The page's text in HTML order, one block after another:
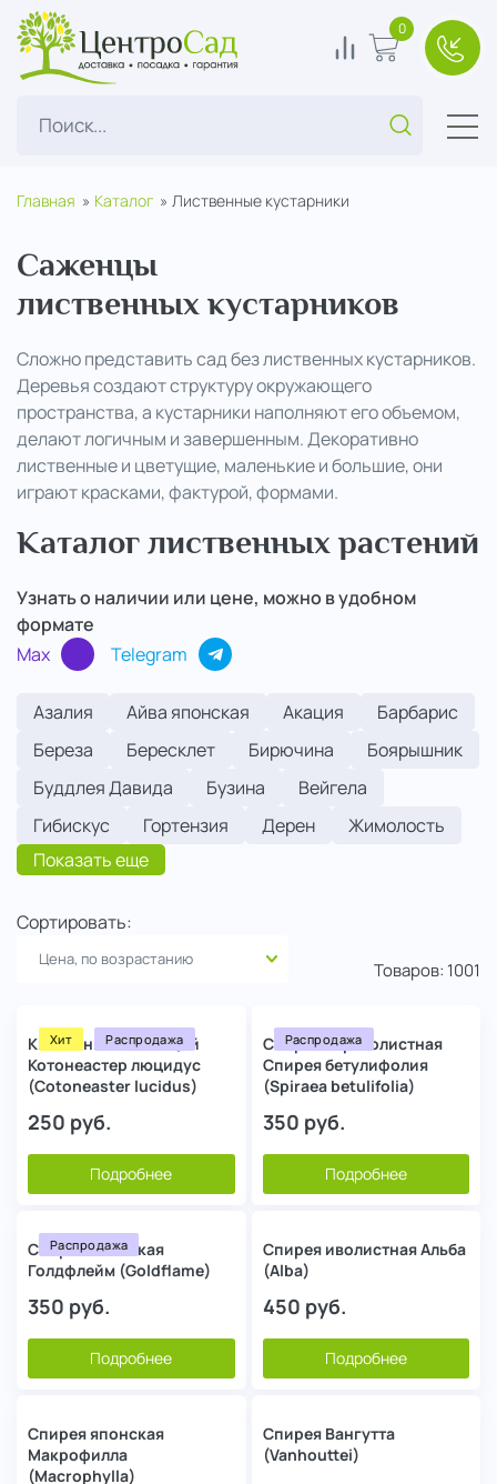
ЦентроСад
Поиск...
В сравнение
В корзину
0
Главная Каталог Лиственные кустарники
Саженцы
лиственных кустарников
Сложно представить сад без лиственных кустарников.
Деревья создают структуру окружающего
пространства, а кустарники наполняют его объемом,
делают логичным и завершенным. Декоративно
лиственные и цветущие, маленькие и большие, они
играют красками, фактурой, формами.
Каталог лиственных растений
Узнать о наличии или цене, можно в удобном
формате
Max
Telegram
Азалия Айва японская Акация
Барбарис
Береза
Бересклет Бирючина
Боярышник
Буддлея Давида
Бузина
Вейгела
Гибискус
Гортензия Дерен
Жимолость
Показать еще
Сортировать:
Товаров: 1001
Хит Распродажа
Кизильник блестящий
Котонеастер люцидус
(Cotoneaster lucidus)
250 руб.
Подробнее
Распродажа
Спирея березолистная
Спирея бетулифолия
(Spiraea betulifolia)
350 руб.
Подробнее
Распродажа
Спирея японская
Голдфлейм (Goldflame)
350 руб.
Подробнее
Спирея иволистная Альба
(Alba)
450 руб.
Подробнее
Спирея японская
Макрофилла
(Macrophylla)
Спирея Вангутта
(Vanhouttei)